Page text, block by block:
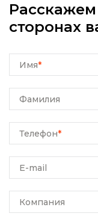
сторонах
Имя*
Фамилия
Телефон*
E-mail
Компания